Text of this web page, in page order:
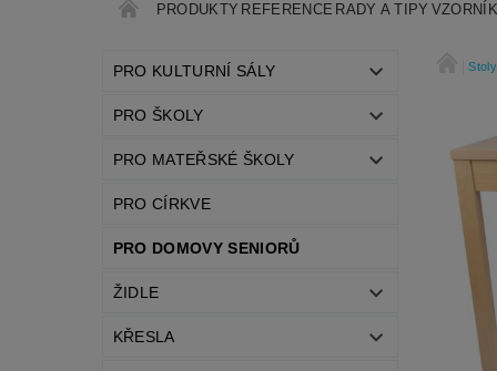
PRODUKTY REFERENCE RADY A TIPY
PRO KULTURNÍ SÁLY
PRO ŠKOLY
PRO MATEŘSKÉ ŠKOLY
PRO CÍRKVE
PRO DOMOVY SENIORŮ
ŽIDLE
KŘESLA